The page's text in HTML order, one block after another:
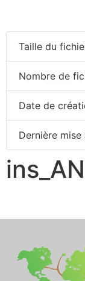
Taille du
Nombre de
Date de
Dernière mise